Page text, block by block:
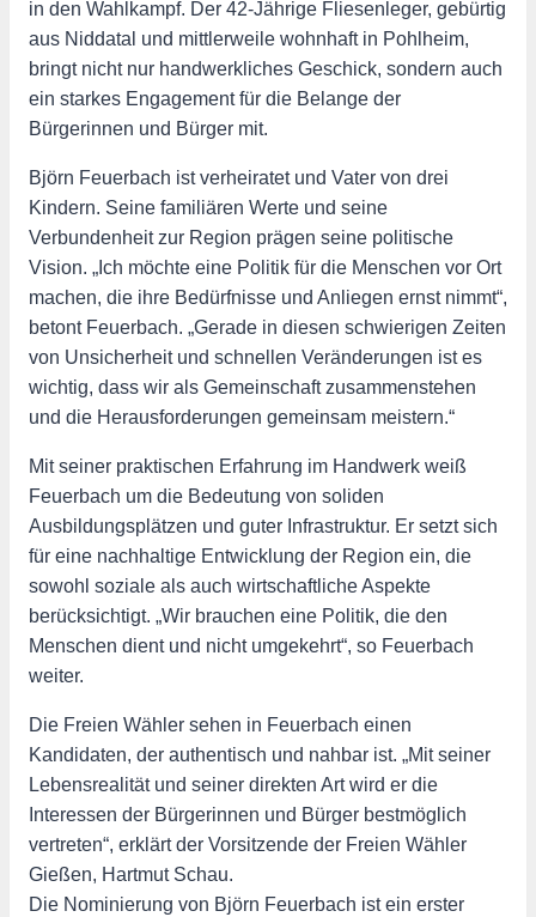
in den Wahlkampf. Der 42-Jährige Fliesenleger, gebürtig
aus Niddatal und mittlerweile wohnhaft in Pohlheim,
bringt nicht nur handwerkliches Geschick, sondern auch
ein starkes Engagement für die Belange der
Bürgerinnen und Bürger mit.
Björn Feuerbach ist verheiratet und Vater von drei
Kindern. Seine familiären Werte und seine
Verbundenheit zur Region prägen seine politische
Vision. „Ich möchte eine Politik für die Menschen vor Ort
machen, die ihre Bedürfnisse und Anliegen ernst nimmt“,
betont Feuerbach. „Gerade in diesen schwierigen Zeiten
von Unsicherheit und schnellen Veränderungen ist es
wichtig, dass wir als Gemeinschaft zusammenstehen
und die Herausforderungen gemeinsam meistern.“
Mit seiner praktischen Erfahrung im Handwerk weiß
Feuerbach um die Bedeutung von soliden
Ausbildungsplätzen und guter Infrastruktur. Er setzt sich
für eine nachhaltige Entwicklung der Region ein, die
sowohl soziale als auch wirtschaftliche Aspekte
berücksichtigt. „Wir brauchen eine Politik, die den
Menschen dient und nicht umgekehrt“, so Feuerbach
weiter.
Die Freien Wähler sehen in Feuerbach einen
Kandidaten, der authentisch und nahbar ist. „Mit seiner
Lebensrealität und seiner direkten Art wird er die
Interessen der Bürgerinnen und Bürger bestmöglich
vertreten“, erklärt der Vorsitzende der Freien Wähler
Gießen, Hartmut Schau.
Die Nominierung von Björn Feuerbach ist ein erster